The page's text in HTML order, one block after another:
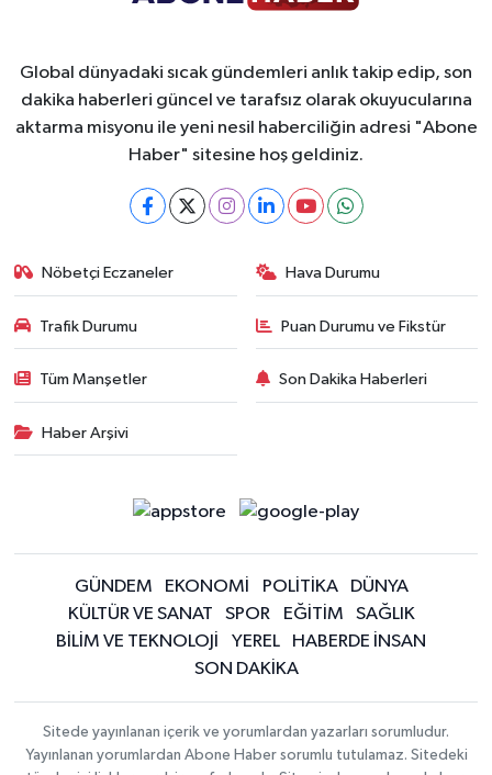
Global dünyadaki sıcak gündemleri anlık takip edip, son
dakika haberleri güncel ve tarafsız olarak okuyucularına
aktarma misyonu ile yeni nesil haberciliğin adresi "Abone
Haber" sitesine hoş geldiniz.
Nöbetçi Eczaneler Hava Durumu
Trafik Durumu Puan Durumu ve Fikstür
Tüm Manşetler Son Dakika Haberleri
Haber Arşivi
GÜNDEM EKONOMİ POLİTİKA
DÜNYA
KÜLTÜR VE SANAT
SPOR EĞİTİM
SAĞLIK
BİLİM VE TEKNOLOJİ
YEREL
HABERDE İNSAN
SON DAKİKA
Sitede yayınlanan içerik ve yorumlardan yazarları sorumludur.
Yayınlanan yorumlardan Abone Haber sorumlu tutulamaz. Sitedeki